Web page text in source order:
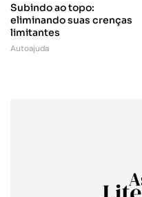
Subindo ao topo:
eliminando suas crenças
limitantes
Autoajuda